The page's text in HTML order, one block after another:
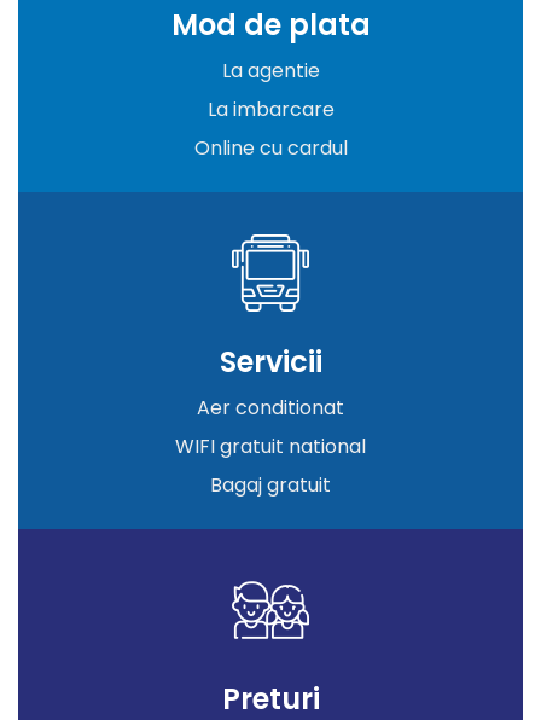
Mod de plata
La agentie
La imbarcare
Online cu cardul
Servicii
Aer conditionat
WIFI gratuit national
Bagaj gratuit
Preturi